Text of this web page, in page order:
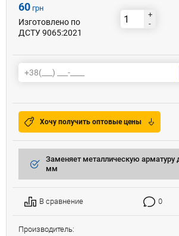
60 грн
Изготовлено по
ДСТУ 9065:2021
+
-
Хочу получить оптовые цены
Заменяет металлическую арматуру
мм
В сравнение 0
Производитель: